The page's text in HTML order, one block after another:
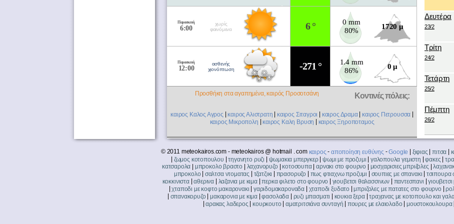
Προσθήκη στα αγαπημένα, καιρός Προσοτσάνη Κοντινές πόλεις:
καιρος Καλος Αγρος |καιρος Αλιστρατη καιρος Σιταγροι καιρος Δραμα|καιρος Πετρουσσα
καιρος Μικροπολη |καιρος Καλη Βρυση | καιρος Ξηροποταμος
Δευτέρα
23/2
Τρίτη
24/2
Τετάρτη
25/2
Πέμπτη
26/2
Παρασκευή
6:00
χωρίς
φαινόμενα
6 °
0 mm
80%
1720 μ
Παρασκευή
12:00
ασθενής
χιονόπτωση
-271 °
1.4 mm
86%
0 μ
© 2011 meteokairos.com - meteokairos @ hotmail . com καιρος - αποποίηση ευθύνης -Google ξιφιας |πιτσα
| ζωμος κοτοπουλου |τηγανητο ρυζι | ψωμακια μπεργκερ|ψωμι με προζυμι | γαλοπουλα γεμιστη |φακες |
κατσαρολα | μπροκολο βραστο | λαχανορυζο |κοτοσουπα|αρνακι στο φουρνο | μοσχαρισιες μπριζολες |
μπροκολο
σαλτσα ντοματας τζατζικι πρασορυζο πως φτιαχνω προζυμι σουπιες με σπανακι τσιπουρα
κοκκινιστα|αθερινα λαζανια με κιμα|περκα φιλετο στο φουρνο γιουβετσι θαλασσινων παντεσπανι |
|χταποδι με κοφτο μακαρονακι γαριδομακαροναδα χταποδι ξυδατο |μπριζολες με πατατες στο φουρνο |
σπανακορυζο |μακαρονια με κιμα |φασολαδα ρυζι μπασματι κουκια ξερα|τραχανας με κοτοπουλο και
|αρακας λαδερος |κουρκουτο | αματριτσιάνα συνταγή | πουρες με ελαιολαδο | μουστοκουλουρα|